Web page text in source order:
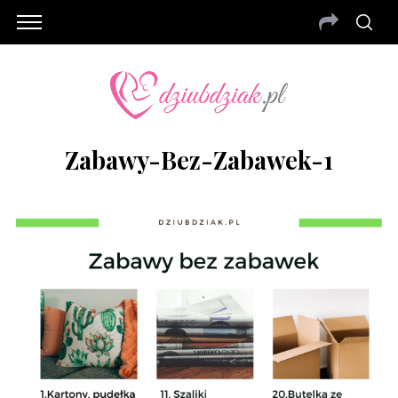
Zabawy-Bez-Zabawek-1
S